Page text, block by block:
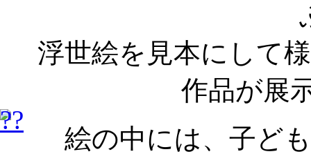
浮世絵を見本にして
作品が展
絵の中には、子ど